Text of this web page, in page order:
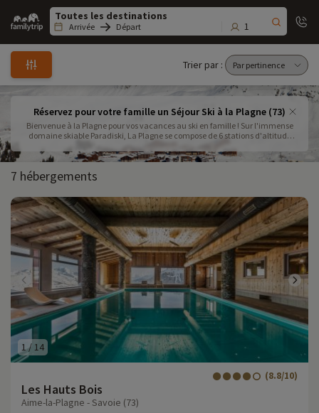
Family
trip
Arrivée Départ 1
Trier par :
Réservez pour votre famille un Séjour Ski à la Plagne (73)
Bienvenue à la Plagne pour vos vacances au ski en famille ! Sur l'immense
domaine skiable Paradiski, La Plagne se compose de 6 stations d'altitude
pistes et par des navettes gratuites .
7 hébergements
1/ 14
Les Hauts Bois
(8.8/10)
Aime-la-Plagne - Savoie (73)